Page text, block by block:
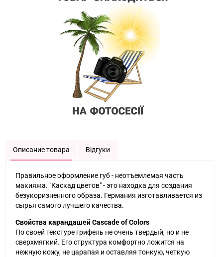
Описание товара Відгуки
Правильное оформление губ - неотъемлемая часть
макияжа. "Каскад цветов" - это находка для создания
безукоризненного образа. Германия изготавливается из
сырья самого лучшего качества.
Свойства карандашей Cascade of Colors
По своей текстуре грифель не очень твердый, но и не
сверхмягкий. Его структура комфортно ложится на
нежную кожу, не царапая и оставляя тонкую, четкую